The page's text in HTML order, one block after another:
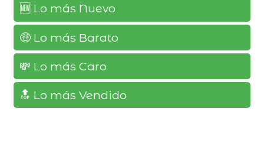
🆕️ Lo más Nuevo
🤑 Lo más Barato
💸 Lo más Caro
🔝 Lo más Vendido